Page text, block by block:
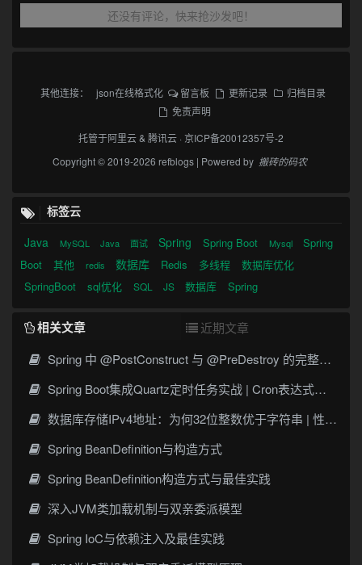
还没有评论，快来抢沙发吧！
其他连接： json在线格式化 留言板 更新记录
归档目录
免责声明
托管于阿里云& 腾讯云 ·京ICP备20012357号-2
Copyright © 2019-2026 refblogs | Powered by 搬砖的码农
标签云
Java MySQL Java 面试 Spring Spring Boot Mysql
Spring
Boot
其他 redis 数据库 Redis 多线程
数据库优化
SpringBoot
sql优化 SQL JS 数据库 Spring
相关文章
近期文章
Spring 中 @PostConstruct 与 @PreDestroy 的完整与实战
Spring Boot集成Quartz定时任务实战 | Cron表达式详解
数据库存储IPv4地址：为何32位整数优于字符串 | 性能分析
Spring BeanDefinition与构造方式
Spring BeanDefinition构造方式与最佳实践
深入JVM类加载机制与双亲委派模型
Spring IoC与依赖注入及最佳实践